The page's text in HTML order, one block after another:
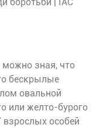
можно зная, что
бескрылые
овальной
или желто-бурого
особей